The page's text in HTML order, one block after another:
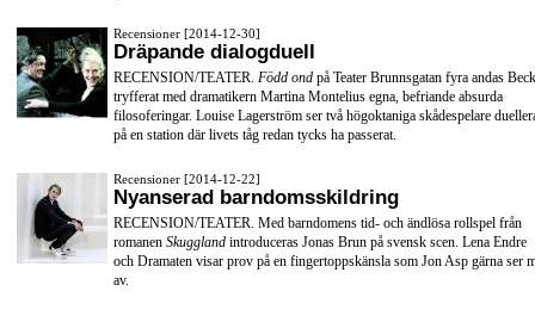
Recensioner [2014-12-30]
Dräpande dialogduell
RECENSION/TEATER. Född ond på Teater Brunnsgatan fyra andas
tryfferat med dramatikern Martina Montelius egna, befriande absurda
filosoferingar. Louise Lagerström ser två högoktaniga skådespelare
på en station där livets tåg redan tycks ha passerat.
Recensioner [2014-12-22]
Nyanserad barndomsskildring
RECENSION/TEATER. Med barndomens tid- och ändlösa rollspel från
romanen Skuggland introduceras Jonas Brun på svensk scen. Lena Endre
och Dramaten visar prov på en fingertoppskänsla som Jon Asp gärna ser
av.